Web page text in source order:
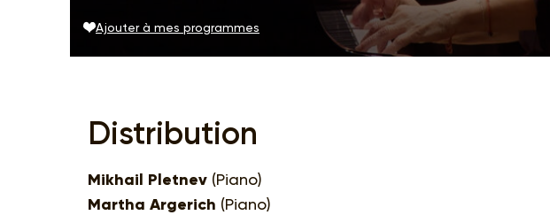
Ajouter à mes programmes
Distribution
Mikhail Pletnev (Piano)
Martha Argerich (Piano)